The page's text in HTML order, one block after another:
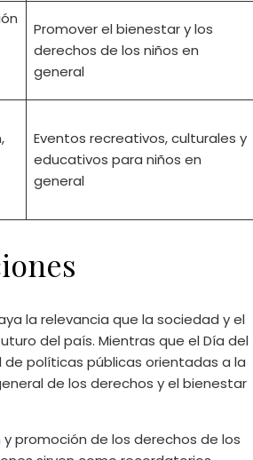
Promover el bienestar y los
derechos de los niños en
general
Eventos recreativos, culturales y
educativos para niños en
general
la relevancia que la sociedad y el
del país. Mientras que el Día del
políticas públicas orientadas a la
de los derechos y el bienestar
promoción de los derechos de los